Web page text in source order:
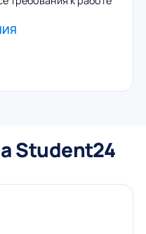
Student24